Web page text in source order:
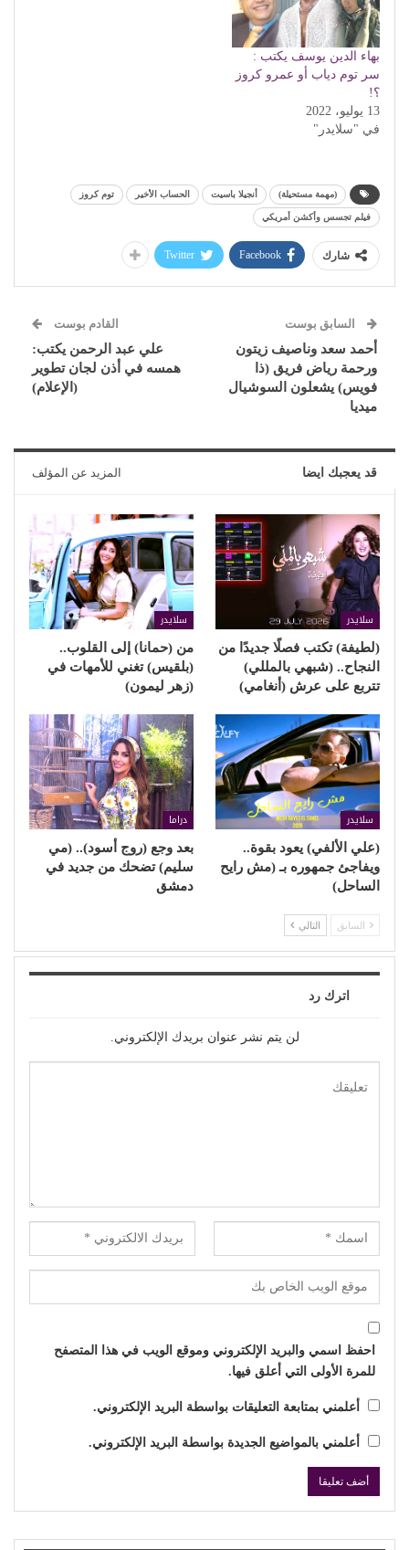
بهاء الدين يوسف يكتب :
سر توم دياب أو عمرو كروز
؟!
13 يوليو، 2022
في "سلايدر"
(مهمة مستحيلة) أنجيلا باسيت الحساب الأخير توم كروز
فيلم تجسس وأكشن أمريكي
شارك Facebook
Twitter
السابق بوست
أحمد سعد وناصيف زيتون
ورحمة رياض فريق (ذا
فويس) يشعلون السوشيال
ميديا
القادم بوست
علي عبد الرحمن يكتب:
همسه في أذن لجان تطوير
(الإعلام)
قد يعجبك ايضا المزيد عن المؤلف
سلايدر
(لطيفة) تكتب فصلًا جديدًا من
النجاح.. (شبهي بالمللي)
تتربع على عرش (أنغامي)
سلايدر
من (حمانا) إلى القلوب..
(بلقيس) تغني للأمهات في
(زهر ليمون)
سلايدر
(علي الألفي) يعود بقوة..
ويفاجئ جمهوره بـ (مش رايح
الساحل)
دراما
بعد وجع (روج أسود).. (مي
سليم) تضحك من جديد في
دمشق
السابق التالي
اترك رد
لن يتم نشر عنوان بريدك الإلكتروني.
احفظ اسمي والبريد الإلكتروني وموقع الويب في هذا المتصفح
للمرة الأولى التي أعلق فيها.
أعلمني بمتابعة التعليقات بواسطة البريد الإلكتروني.
أعلمني بالمواضيع الجديدة بواسطة البريد الإلكتروني.